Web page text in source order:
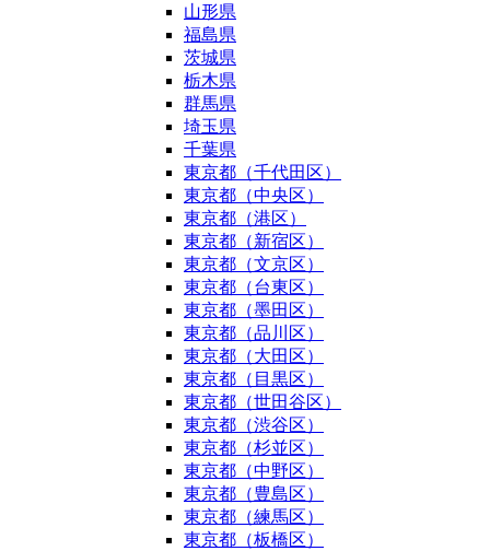
山形県
福島県
茨城県
栃木県
群馬県
埼玉県
千葉県
東京都（千代田区）
東京都（中央区）
東京都（港区）
東京都（新宿区）
東京都（文京区）
東京都（台東区）
東京都（墨田区）
東京都（品川区）
東京都（大田区）
東京都（目黒区）
東京都（世田谷区）
東京都（渋谷区）
東京都（杉並区）
東京都（中野区）
東京都（豊島区）
東京都（練馬区）
東京都（板橋区）